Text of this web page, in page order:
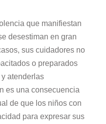
que manifiestan
desestiman en gran
sus cuidadores no
o preparados
atenderlas
es una consecuencia
de que los niños con
para expresar sus